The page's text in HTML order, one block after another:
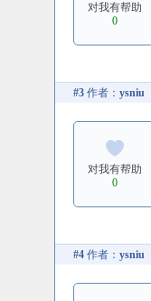
对我有帮助
0
#3作者： ysniu
对我有帮助
0
#4作者： ysniu